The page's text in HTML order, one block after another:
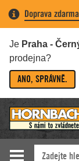
Doprava
Je Praha -
prodejna?
ANO, SPRÁVNĚ.